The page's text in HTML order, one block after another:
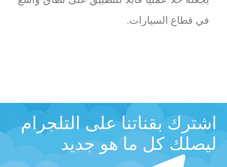
في قطاع السيارات.
اشترك بقناتنا على التلجرام
ليصلك كل ما هو جديد